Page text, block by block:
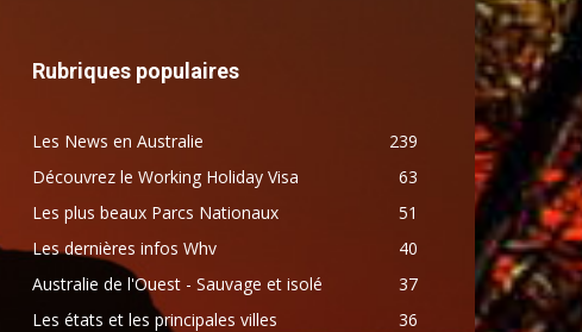
Rubriques populaires
Les News en Australie
239
Découvrez le Working Holiday Visa
63
Les plus beaux Parcs Nationaux
51
Les dernières infos Whv
40
Australie de l'Ouest - Sauvage et isolé
37
Les états et les principales villes
36